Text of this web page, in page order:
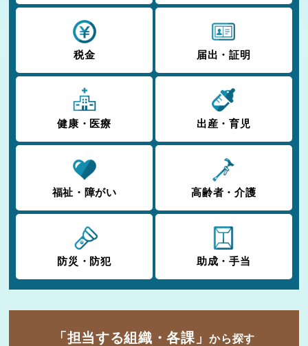
税金 届出・証明
健康・医療 出産・育児
福祉・障がい 高齢者・介護
防災・防犯 助成・手当
「担当する組織・各課」から探す